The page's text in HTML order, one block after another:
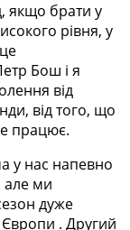
якщо брати у
рівня, у
Бош і я
від
від того, що
працює.
у нас напевно
але ми
дуже
Європи . Другий